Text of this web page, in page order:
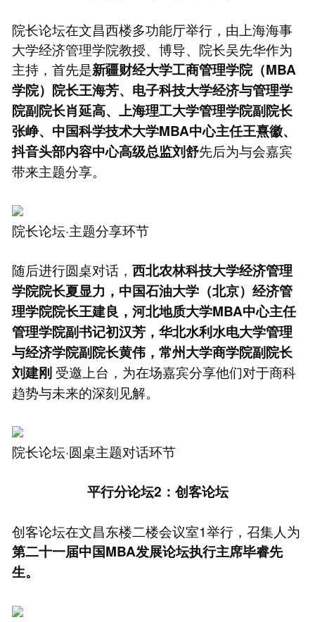
院长论坛在文昌西楼多功能厅举行，由上海海事
大学经济管理学院教授、博导、院长吴先华作为
主持，首先是新疆财经大学工商管理学院（MBA
学院）院长王海芳、电子科技大学经济与管理学
院副院长肖延高、上海理工大学管理学院副院长
张峥、中国科学技术大学MBA中心主任王熹徽、
抖音头部内容中心高级总监刘舒先后为与会嘉宾
带来主题分享。
院长论坛·主题分享环节
随后进行圆桌对话， 西北农林科技大学经济管理
学院院长夏显力，中国石油大学（北京）经济管
理学院院长王建良，河北地质大学MBA中心主任
管理学院副书记初汉芳，华北水利水电大学管理
与经济学院副院长黄伟，常州大学商学院副院长
刘建刚受邀上台，为在场嘉宾分享他们对于商科
趋势与未来的深刻见解。
院长论坛·圆桌主题对话环节
平行分论坛2：创客论坛
创客论坛在文昌东楼二楼会议室1举行，召集人为
第二十一届中国MBA发展论坛执行主席毕睿先
生。